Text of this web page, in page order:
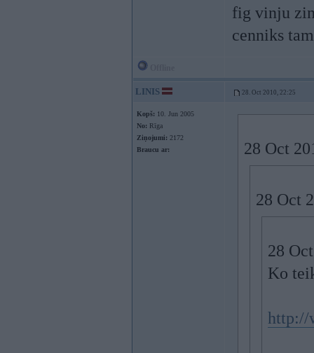
fig vinju
cenniks
LINIS 28. Oct 2010, 22:25
Kopš: 10. Jun 2005
No: Rīga
Ziņojumi: 2172
Braucu ar:
28 Oct
28 Oct
28
Ko
http://